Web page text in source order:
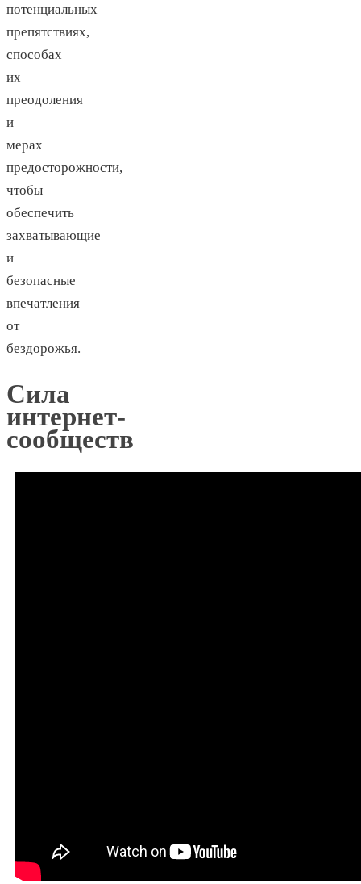
потенциальных
препятствиях,
способах
их
преодоления
и
мерах
предосторожности,
чтобы
обеспечить
захватывающие
и
безопасные
впечатления
от
бездорожья.
Сила
интернет-
сообществ